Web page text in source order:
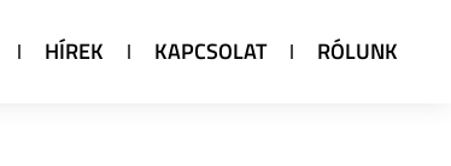
HÍREK KAPCSOLAT RÓLUNK